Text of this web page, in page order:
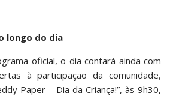
longo do dia
oficial, o dia contará ainda com
à participação da comunidade,
Paper – Dia da Criança!”, às 9h30,